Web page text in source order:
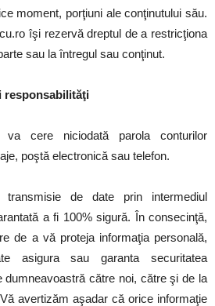
moment, porţiuni ale conţinutului său.
îşi rezervă dreptul de a restricţiona
sau la întregul sau conţinut.
responsabilităţi
va cere niciodată parola conturilor
poştă electronică sau telefon.
de date prin intermediul
a fi 100% sigură. În consecinţă,
de a vă proteja informaţia personală,
asigura sau garanta securitatea
dumneavoastră către noi, către şi de la
avertizăm aşadar că orice informaţie